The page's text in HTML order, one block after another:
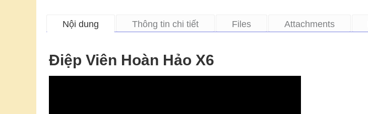
Nội dung Thông tin chi tiết Files Attachments
Điệp Viên Hoàn Hảo X6